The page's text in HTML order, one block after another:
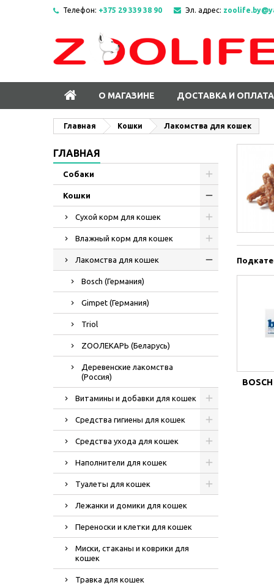
Телефон: +375 29 339 38 90 Эл. адрес:
О МАГАЗИНЕ ДОСТАВКА И ОПЛАТА
Главная Кошки Лакомства для кошек
ГЛАВНАЯ
Собаки
Кошки
Сухой корм для кошек
Влажный корм для кошек
Лакомства для кошек
Bosch (Германия)
Gimpet (Германия)
Triol
ZOOЛЕКАРЬ (Беларусь)
Деревенские лакомства
(Россия)
Витамины и добавки для кошек
Средства гигиены для кошек
Средства ухода для кошек
Наполнители для кошек
Туалеты для кошек
Лежанки и домики для кошек
Переноски и клетки для кошек
Миски, стаканы и коврики для
кошек
Травка для кошек